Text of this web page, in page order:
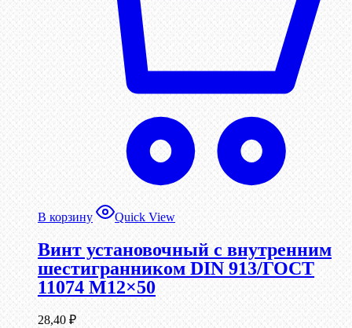
В корзину Quick View
Винт установочный с внутренним
шестигранником DIN 913/ГОСТ
11074 М12×50
28,40 ₽